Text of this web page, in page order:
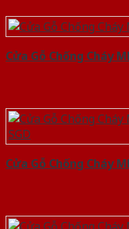
Cửa Gỗ Chống Cháy
Cửa Gỗ Chống Cháy